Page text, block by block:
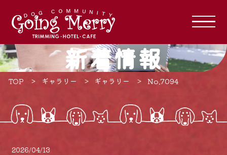
新着情報
TOP ギャラリー ギャラリー No.7094
2026/04/13